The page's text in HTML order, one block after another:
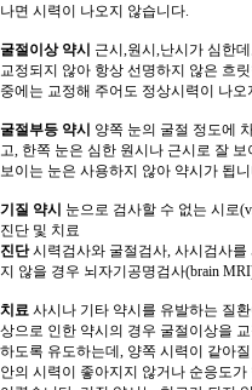
나면 시력이 나오지 않습니다.
굴절이상 약시 근시,원시,난시가 심한
교정되지 않아 항상 선명하지 않은 흐
중에는 교정해 주어도 정상시력이 나오
굴절부등 약시 양쪽 눈의 굴절 정도에
고, 한쪽 눈은 심한 원시나 근시로 잘
보이는 눈은 사용하지 않아 약시가 됩
기질 약시 눈으로 검사할 수 없는 시로
진단 및 치료
진단시력검사와 굴절검사, 사시검사를
지 않을 경우 뇌자기공명검사(brain
치료 사시나 기타 약시를 유발하는 질
상으로 인한 약시의 경우 굴절이상을
하도록 유도하는데, 양쪽 시력이 같아
안의 시력이 좋아지지 않거나 순응도